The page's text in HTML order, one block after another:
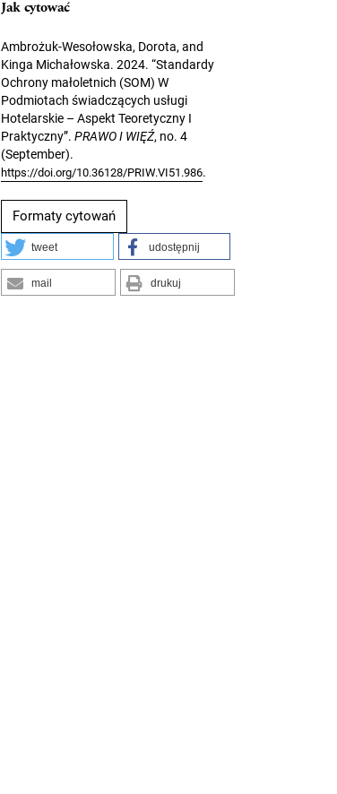
Jak cytować
Ambrożuk-Wesołowska, Dorota, and
Kinga Michałowska. 2024. “Standardy
Ochrony małoletnich (SOM) W
Podmiotach świadczących usługi
Hotelarskie – Aspekt Teoretyczny I
Praktyczny”. PRAWO I WIĘŹ, no. 4
(September).
https://doi.org/10.36128/PRIW.VI51.986.
Formaty cytowań
tweet udostępnij
mail drukuj